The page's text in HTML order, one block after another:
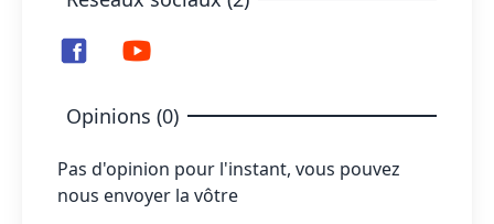
Opinions (0)
Pas d'opinion pour l'instant, vous pouvez
nous envoyer la vôtre